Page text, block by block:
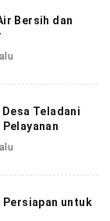
Bersih dan
Teladani
Persiapan untuk